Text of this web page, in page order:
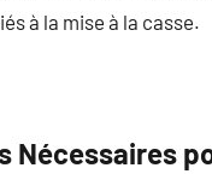
à la mise à la casse.
Nécessaires